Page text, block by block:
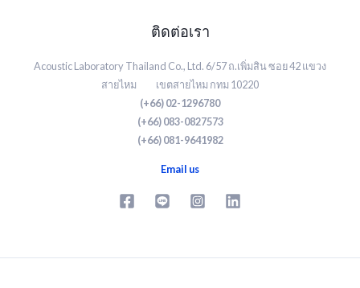
ติดต่อเรา
Acoustic Laboratory Thailand Co., Ltd. 6/57 ถ.เพิ่มสิน ซอย 42 แขวง
สายไหม เขตสายไหม กทม 10220
(+66) 02-1296780
(+66) 083-0827573
(+66) 081-9641982
Email us